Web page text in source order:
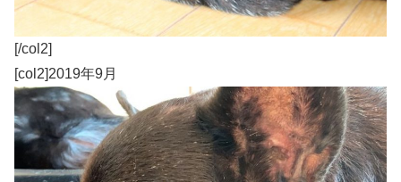
[/col2]
[col2]2019年9月